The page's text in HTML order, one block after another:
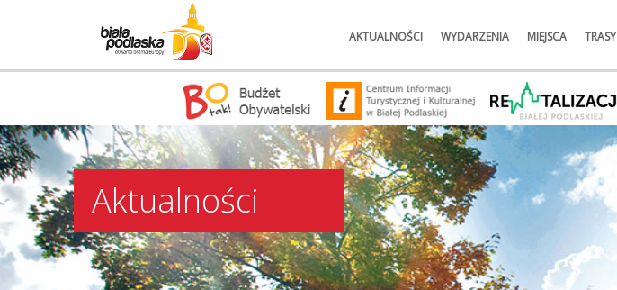
AKTUALNOŚCI WYDARZENIA MIEJSCA TRASY
Aktualności